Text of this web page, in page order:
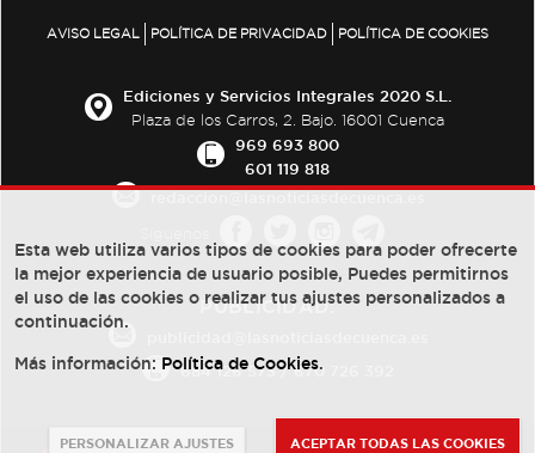
AVISO LEGAL POLÍTICA DE PRIVACIDAD POLÍTICA DE COOKIES
Ediciones y Servicios Integrales 2020 S.L.
Plaza de los Carros, 2. Bajo. 16001 Cuenca
969 693 800
601 119 818
PUBLICIDAD:
684 126 573/670 726 392
Esta web utiliza varios tipos de cookies para poder ofrecerte
la mejor experiencia de usuario posible, Puedes permitirnos
el uso de las cookies o realizar tus ajustes personalizados a
continuación.
Más información: Política de Cookies.
PERSONALIZAR AJUSTES ACEPTAR TODAS LAS COOKIES